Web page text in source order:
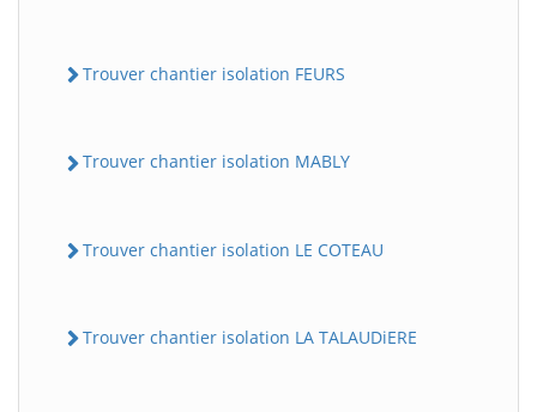
Trouver chantier isolation FEURS
Trouver chantier isolation MABLY
Trouver chantier isolation LE COTEAU
Trouver chantier isolation LA TALAUDiERE